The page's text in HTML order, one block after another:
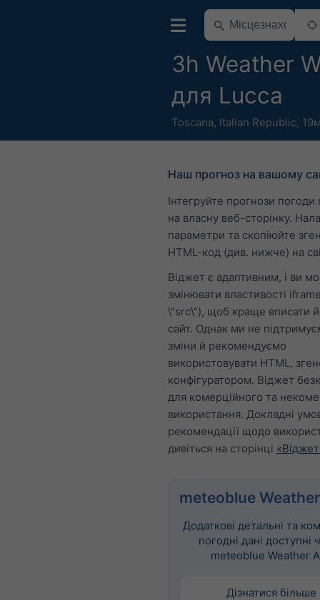
3h Weather
для Lucca
Toscana, Italian Republic,
Наш прогноз на вашому
Інтегруйте прогнози
на власну веб-сторінку.
параметри та скопіюйте
HTML-код (див. нижче) на
Віджет є адаптивним, і ви
змінювати властивості
\"src\"), щоб краще вписати
сайт. Однак ми не
зміни й рекомендуємо
використовувати HTML,
конфігуратором. Віджет
для комерційного та
використання. Докладні
рекомендації щодо
дивіться на сторінці
meteoblue
Додаткові детальні та
погодні дані доступні
meteoblue Weather
Дізнатися більше